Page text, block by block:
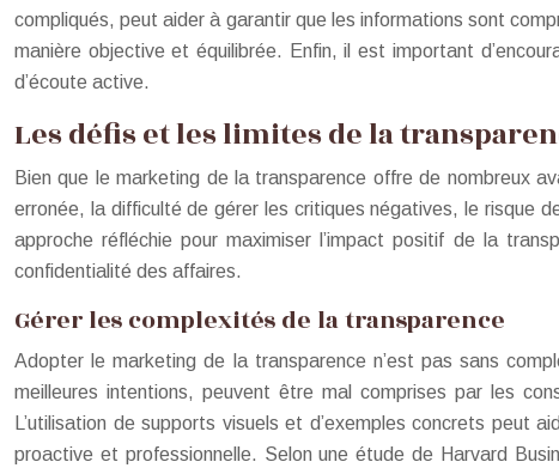
compliqués, peut aider à garantir que les informations sont
manière objective et équilibrée. Enfin, il est important
d’écoute active.
Les défis et les limites de la
Bien que le marketing de la transparence offre de nombreux
erronée, la difficulté de gérer les critiques négatives, le risque
approche réfléchie pour maximiser l’impact positif de la
confidentialité des affaires.
Gérer les complexités de la transparence
Adopter le marketing de la transparence n’est pas sans
meilleures intentions, peuvent être mal comprises par les
L’utilisation de supports visuels et d’exemples concrets
proactive et professionnelle. Selon une étude de Harvard